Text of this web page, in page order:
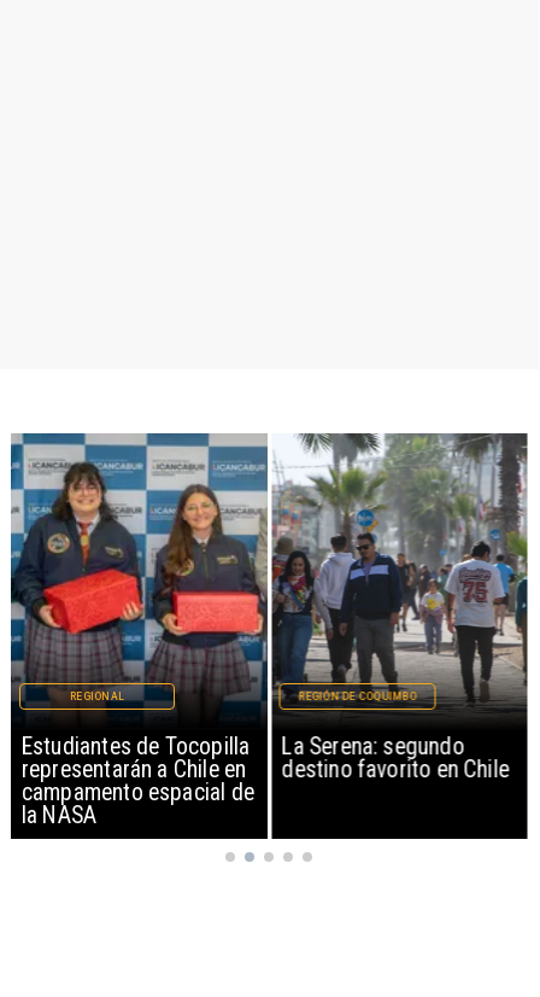
Estudiantes de Tocopilla
representarán a Chile en
campamento espacial de
la NASA
REGIONAL
La Serena: segundo
destino favorito en Chile
REGIÓN DE COQUIMBO